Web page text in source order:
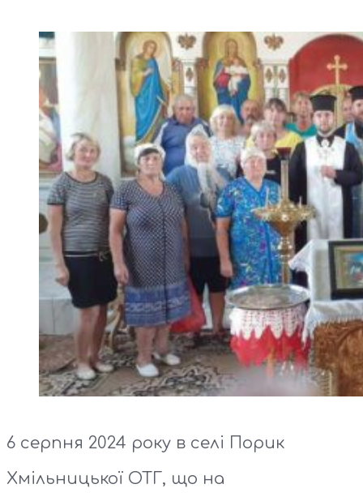
6 серпня 2024 року в селі Порик
Хмільницької ОТГ, що на